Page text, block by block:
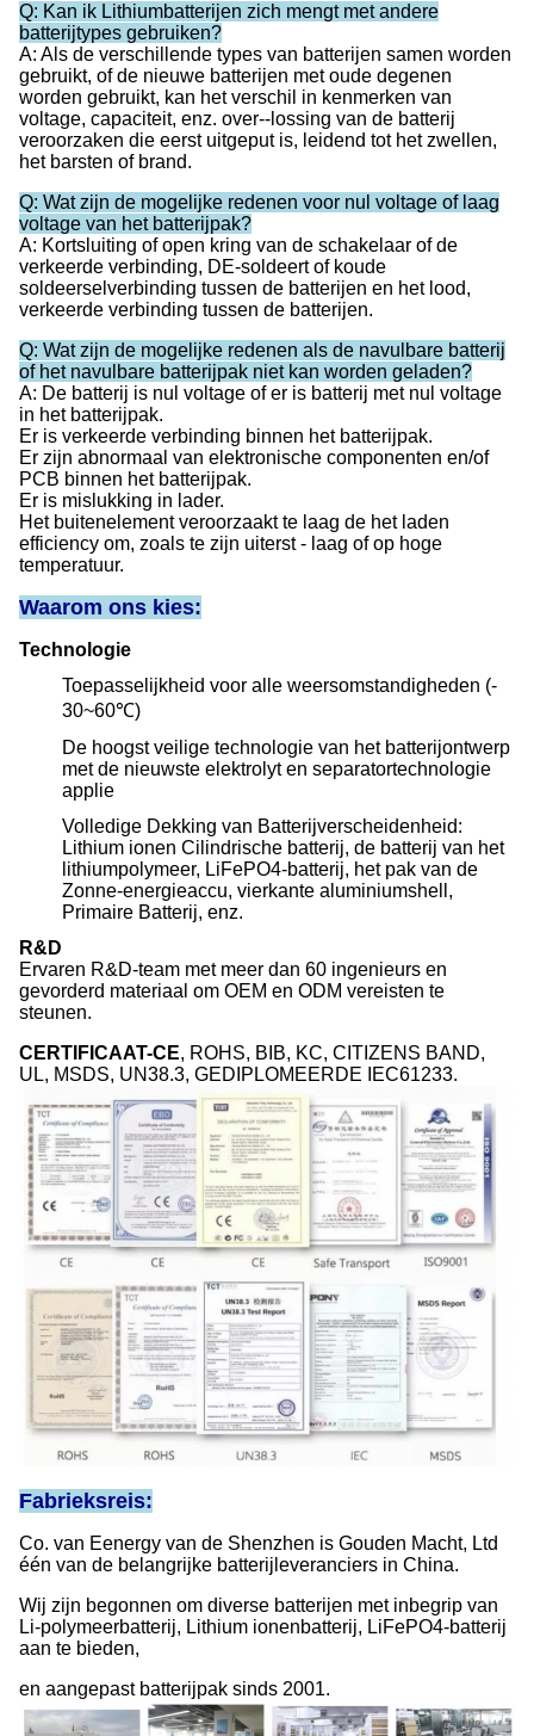
Q: Kan ik Lithiumbatterijen zich mengt met andere
batterijtypes gebruiken?
A: Als de verschillende types van batterijen samen worden
gebruikt, of de nieuwe batterijen met oude degenen
worden gebruikt, kan het verschil in kenmerken van
voltage, capaciteit, enz. over--lossing van de batterij
veroorzaken die eerst uitgeput is, leidend tot het zwellen,
het barsten of brand.
Q: Wat zijn de mogelijke redenen voor nul voltage of laag
voltage van het batterijpak?
A: Kortsluiting of open kring van de schakelaar of de
verkeerde verbinding, DE-soldeert of koude
soldeerselverbinding tussen de batterijen en het lood,
verkeerde verbinding tussen de batterijen.
Q: Wat zijn de mogelijke redenen als de navulbare batterij
of het navulbare batterijpak niet kan worden geladen?
A: De batterij is nul voltage of er is batterij met nul voltage
in het batterijpak.
Er is verkeerde verbinding binnen het batterijpak.
Er zijn abnormaal van elektronische componenten en/of
PCB binnen het batterijpak.
Er is mislukking in lader.
Het buitenelement veroorzaakt te laag de het laden
efficiency om, zoals te zijn uiterst - laag of op hoge
temperatuur.
Waarom ons kies:
Technologie
Toepasselijkheid voor alle weersomstandigheden (-
30~60℃)
De hoogst veilige technologie van het batterijontwerp
met de nieuwste elektrolyt en separatortechnologie
applie
Volledige Dekking van Batterijverscheidenheid:
Lithium ionen Cilindrische batterij, de batterij van het
lithiumpolymeer, LiFePO4-batterij, het pak van de
Zonne-energieaccu, vierkante aluminiumshell,
Primaire Batterij, enz.
R&D
Ervaren R&D-team met meer dan 60 ingenieurs en
gevorderd materiaal om OEM en ODM vereisten te
steunen.
CERTIFICAAT-CE, ROHS, BIB, KC, CITIZENS BAND,
UL, MSDS, UN38.3, GEDIPLOMEERDE IEC61233.
Fabrieksreis:
Co. van Eenergy van de Shenzhen is Gouden Macht, Ltd
één van de belangrijke batterijleveranciers in China.
Wij zijn begonnen om diverse batterijen met inbegrip van
Li-polymeerbatterij, Lithium ionenbatterij, LiFePO4-batterij
aan te bieden,
en aangepast batterijpak sinds 2001.